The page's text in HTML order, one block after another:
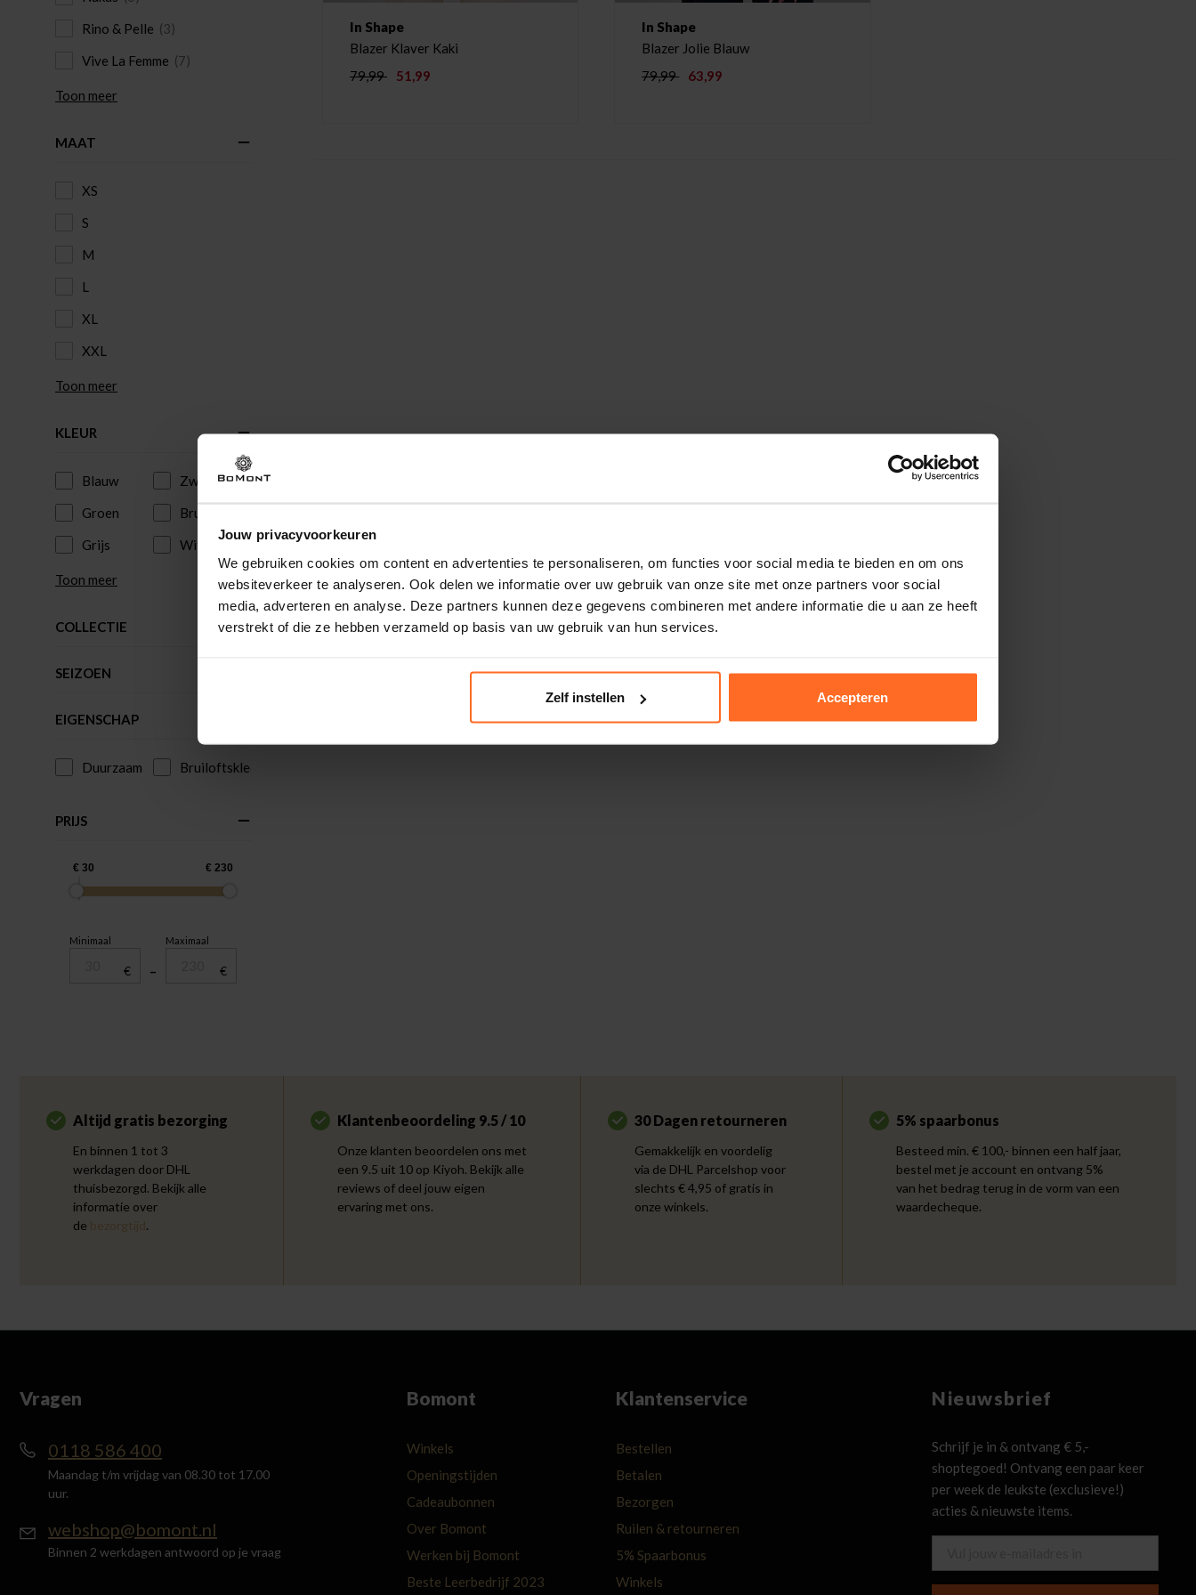
Jouw privacyvoorkeuren
We gebruiken cookies om content en advertenties te personaliseren, om functies voor social media te bieden en om ons
websiteverkeer te analyseren. Ook delen we informatie over uw gebruik van onze site met onze partners voor social
media, adverteren en analyse. Deze partners kunnen deze gegevens combineren met andere informatie die u aan ze heeft
verstrekt of die ze hebben verzameld op basis van uw gebruik van hun services.
Zelf instellen Accepteren
Rino & Pelle (3)
Vive La Femme (7)
Toon meer
MAAT
XS
S
M
L
XL
XXL
Toon meer
KLEUR
Blauw
Zwart
Groen
Bruin
Grijs
Wit
Toon meer
COLLECTIE
SEIZOEN
EIGENSCHAP
Duurzaam Bruiloftskleding
PRIJS
Minimaal
€ –
Maximaal
€
In Shape
Blazer Klaver Kaki
79,99
51,99
In Shape
Blazer Jolie Blauw
79,99
63,99
Altijd gratis bezorging
En binnen 1 tot 3
werkdagen door DHL
thuisbezorgd. Bekijk alle
informatie over
de bezorgtijd.
Klantenbeoordeling 9.5 / 10
Onze klanten beoordelen ons met
een 9.5 uit 10 op Kiyoh. Bekijk alle
reviews of deel jouw eigen
ervaring met ons.
30 Dagen retourneren
Gemakkelijk en voordelig
via de DHL Parcelshop voor
slechts € 4,95 of gratis in
onze winkels.
5% spaarbonus
Besteed min. € 100,- binnen een half jaar,
bestel met je account en ontvang 5%
van het bedrag terug in de vorm van een
waardecheque.
Vragen
0118 586 400
Maandag t/m vrijdag van 08.30 tot 17.00
uur.
webshop@bomont.nl
Binnen 2 werkdagen antwoord op je vraag
Bomont
Winkels
Openingstijden
Cadeaubonnen
Over Bomont
Werken bij Bomont
Beste Leerbedrijf 2023
Klantenservice
Bestellen
Betalen
Bezorgen
Ruilen & retourneren
5% Spaarbonus
Winkels
Nieuwsbrief
Schrijf je in & ontvang € 5,-
shoptegoed! Ontvang een paar keer
per week de leukste (exclusieve!)
acties & nieuwste items.